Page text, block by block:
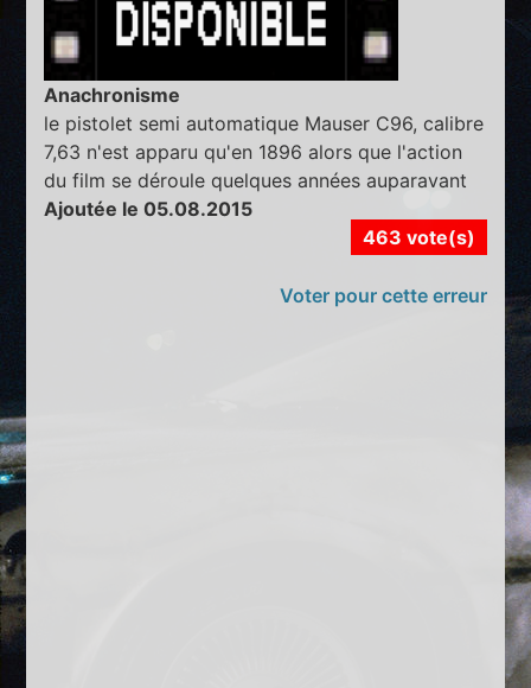
Anachronisme
le pistolet semi automatique Mauser C96, calibre
7,63 n'est apparu qu'en 1896 alors que l'action
du film se déroule quelques années auparavant
Ajoutée le 05.08.2015
463 vote(s)
Voter pour cette erreur